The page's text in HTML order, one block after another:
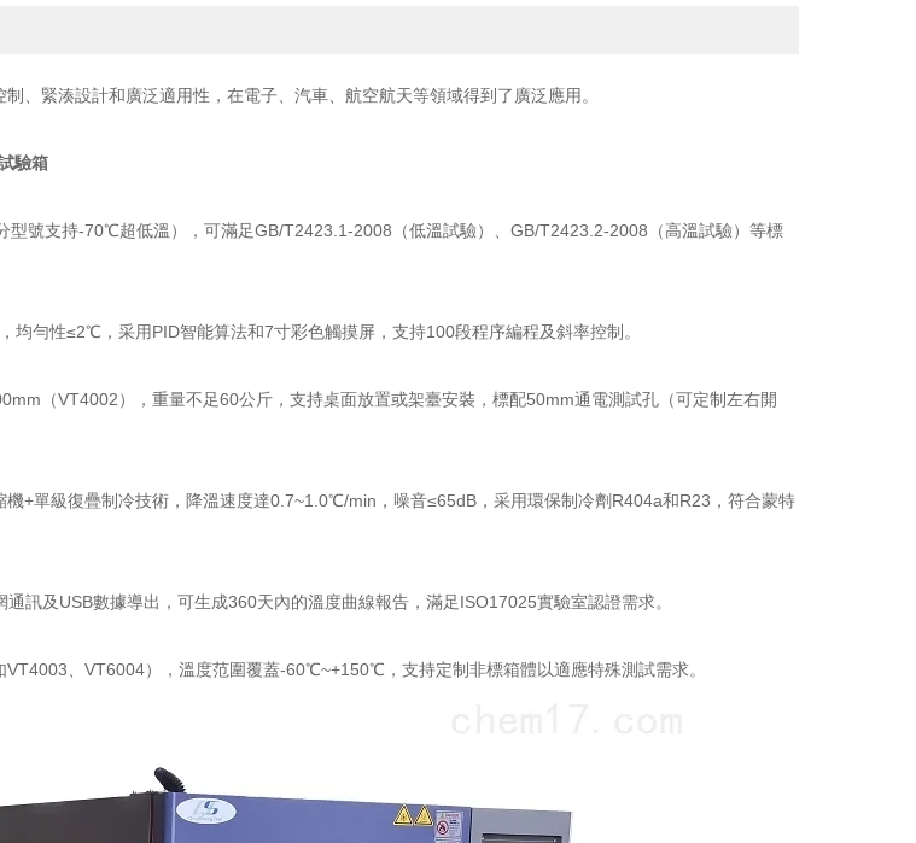
制、緊湊設計和廣泛適用性，在電子、汽車、航空航天等領域得到了廣泛應用。
驗箱
號支持-70℃超低溫），可滿足GB/T2423.1-2008（低溫試驗）、GB/T2423.2-2008（高溫試驗）等標
勻性≤2℃，采用PID智能算法和7寸彩色觸摸屏，支持100段程序編程及斜率控制。
（VT4002），重量不足60公斤，支持桌面放置或架臺安裝，標配50mm通電測試孔（可定制左右開
+單級復疊制冷技術，降溫速度達0.7~1.0℃/min，噪音≤65dB，采用環保制冷劑R404a和R23，符合蒙特
訊及USB數據導出，可生成360天內的溫度曲線報告，滿足ISO17025實驗室認證需求。
、VT6004），溫度范圍覆蓋-60℃~+150℃，支持定制非標箱體以適應特殊測試需求。